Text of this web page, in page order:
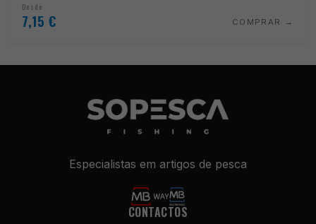
Desde
7,15 € COMPRAR
Especialistas em artigos de pesca
CONTACTOS
Necessários
não são
opcionais. São